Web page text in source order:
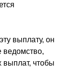
выплату, он
ведомство,
выплат, чтобы